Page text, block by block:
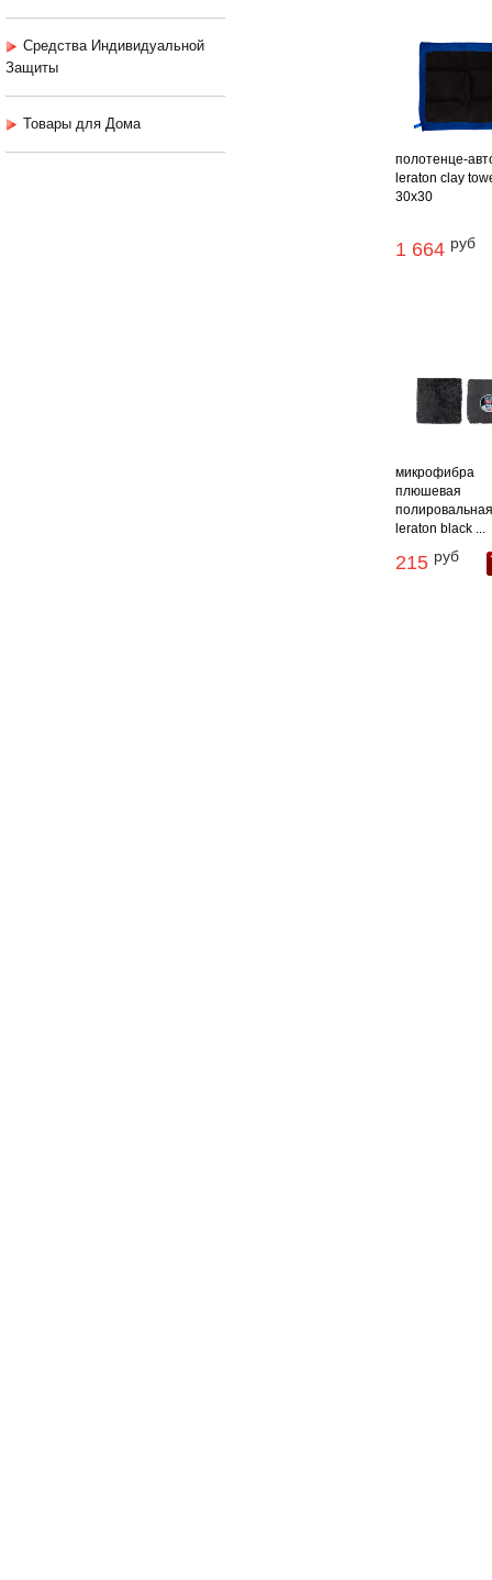
Средства Индивидуальной
Защиты
Товары для Дома
полотенце-
leraton clay
30x30
1 664 руб
микрофибра
плюшевая
leraton black ...
215 руб